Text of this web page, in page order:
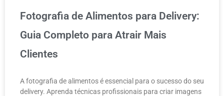
Fotografia de Alimentos para Delivery:
Guia Completo para Atrair Mais
Clientes
A fotografia de alimentos é essencial para o sucesso do seu
delivery. Aprenda técnicas profissionais para criar imagens